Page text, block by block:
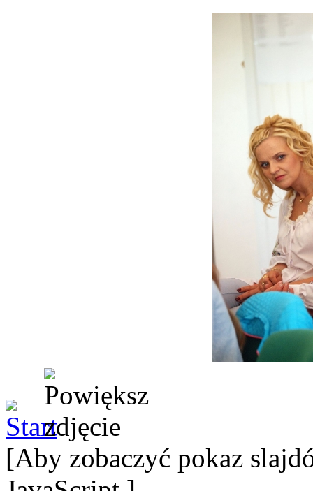
[Aby zobaczyć pokaz